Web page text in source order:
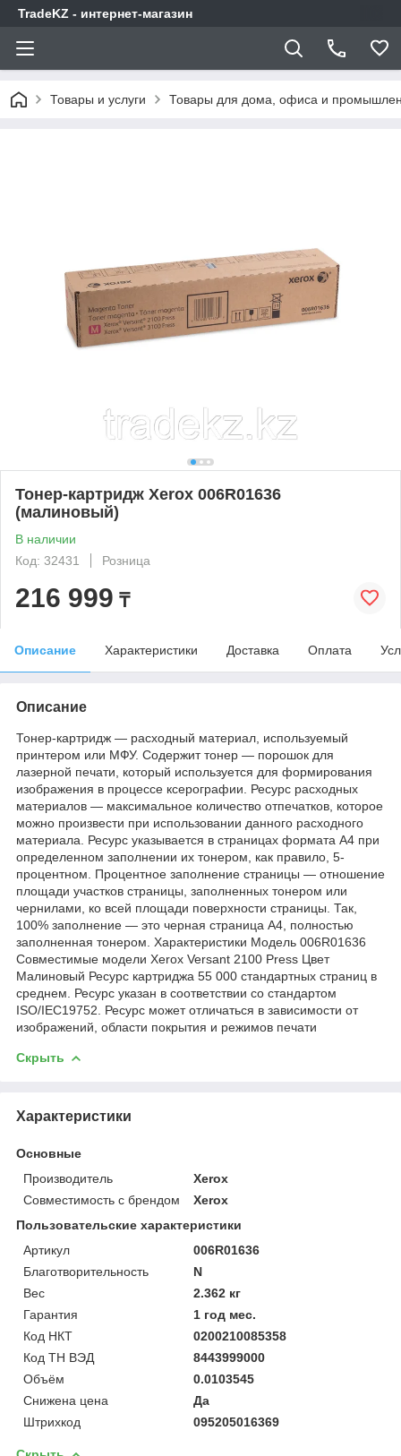
TradeKZ - интернет-магазин
Товары и услуги Товары для дома, офиса и
Тонер-картридж Xerox 006R01636
(малиновый)
В наличии
Код: 32431
Розница
216 999 ₸
Описание Характеристики Доставка Оплата
Описание
Тонер-картридж — расходный материал, используемый
принтером или МФУ. Содержит тонер — порошок для
лазерной печати, который используется для формирования
изображения в процессе ксерографии. Ресурс расходных
материалов — максимальное количество отпечатков, которое
можно произвести при использовании данного расходного
материала. Ресурс указывается в страницах формата А4 при
определенном заполнении их тонером, как правило, 5-
процентном. Процентное заполнение страницы — отношение
площади участков страницы, заполненных тонером или
чернилами, ко всей площади поверхности страницы. Так,
100% заполнение — это черная страница А4, полностью
заполненная тонером. Характеристики Модель 006R01636
Совместимые модели Xerox Versant 2100 Press Цвет
Малиновый Ресурс картриджа 55 000 стандартных страниц в
среднем. Ресурс указан в соответствии со стандартом
ISO/IEC19752. Ресурс может отличаться в зависимости от
изображений, области покрытия и режимов печати
Скрыть
Характеристики
Основные
Производитель
Xerox
Совместимость с брендом
Xerox
Пользовательские характеристики
Артикул
006R01636
Благотворительность
N
Вес
2.362 кг
Гарантия
1 год мес.
Код НКТ
0200210085358
Код ТН ВЭД
8443999000
Объём
0.0103545
Снижена цена
Да
Штрихкод
095205016369